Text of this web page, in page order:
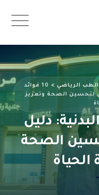
البدنية: دليل
الصحة
الحياة
الطب الرياضي >
10 فوائد
لتحسين الصحة وتعزيز